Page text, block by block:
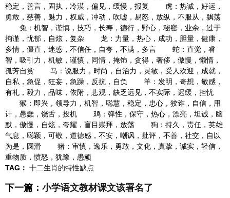
稳定，善言，固执，冷漠，偏见，缓慢，报复 虎：热诚，好运，
勇敢，慈善，魅力，权威，冲动，吹嘘，易怒，放纵，不服从，飘荡
兔：机智，谨慎，技巧，长寿，德行，野心，秘密，业余，过于
拘谨，忧郁，自炫，复杂 龙：力量，热心，成功，胆量，健康，
多情，僵直，迷惑，不信任，自夸，不满，多言 蛇：直觉，睿
智，吸引力，机敏，谨慎，同情，掩饰，贪得，奢侈，傲慢，懒惰，
孤芳自赏 马：说服力，时尚，自治力，灵敏，受人欢迎，成就，
自私，急促，狂妄，急躁，反抗，自负 羊：发明，奇想，敏感，
有礼，毅力，品味，依附，悲观，缺乏远见，不实际，迟缓，担忧
猴：即兴，领导力，机智，聪慧，稳定，忠心，狡诈，自信，用
计，愚蠢，饶舌，投机 鸡：弹性，保守，热心，漂亮，坦诚，幽
默，傲慢，自炫，夸耀，盲目崇拜，放荡 狗：持久，责任，英雄
气息，聪颖，可敬，道德感，不安，嘲讽，批评，不善，社交，自以
为是，圆滑 猪：审慎，逸乐，勇敢，文化，真挚，诚实，轻信，
重物质，愤怒，犹豫，愚顽
TAG： 十二生肖的特性缺点
下一篇： 小学语文教材课文该署名了